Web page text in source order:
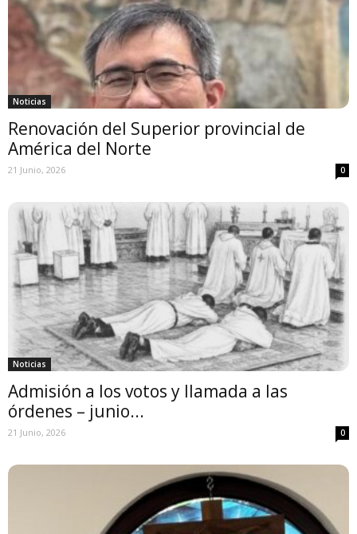
Noticias
Renovación del Superior provincial de
América del Norte
21 Junio, 2026 0
Noticias
Admisión a los votos y llamada a las
órdenes – junio...
21 Junio, 2026 0